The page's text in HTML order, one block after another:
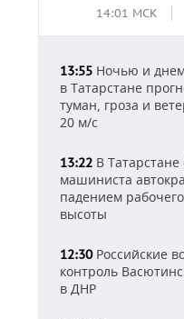
14:01 МСК
13:55 Ночью и
в Татарстане
туман, гроза и
20 м/с
13:22 В Татарстане
машиниста
падением
высоты
12:30Российские
контроль
в ДНР